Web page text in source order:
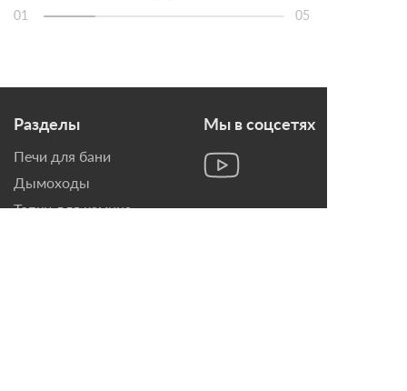
01 05
Разделы
Печи для бани
Дымоходы
Топки для камина
Мы в соцсетях